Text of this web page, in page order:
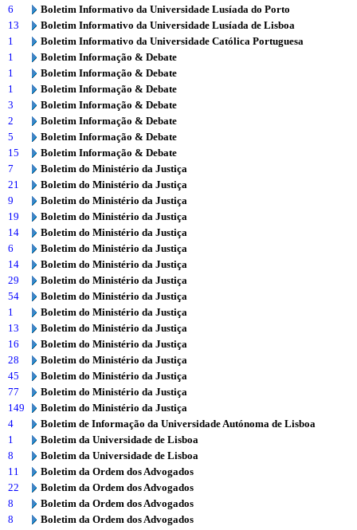
6
Boletim Informativo da Universidade Lusíada do Porto
13
Boletim Informativo da Universidade Lusíada de Lisboa
1
Boletim Informativo da Universidade Católica Portuguesa
1
Boletim Informação & Debate
1
Boletim Informação & Debate
1
Boletim Informação & Debate
3
Boletim Informação & Debate
2
Boletim Informação & Debate
5
Boletim Informação & Debate
15
Boletim Informação & Debate
7
Boletim do Ministério da Justiça
21
Boletim do Ministério da Justiça
9
Boletim do Ministério da Justiça
19
Boletim do Ministério da Justiça
14
Boletim do Ministério da Justiça
6
Boletim do Ministério da Justiça
14
Boletim do Ministério da Justiça
29
Boletim do Ministério da Justiça
54
Boletim do Ministério da Justiça
1
Boletim do Ministério da Justiça
13
Boletim do Ministério da Justiça
16
Boletim do Ministério da Justiça
28
Boletim do Ministério da Justiça
45
Boletim do Ministério da Justiça
77
Boletim do Ministério da Justiça
149
Boletim do Ministério da Justiça
4
Boletim de Informação da Universidade Autónoma de Lisboa
1
Boletim da Universidade de Lisboa
8
Boletim da Universidade de Lisboa
11
Boletim da Ordem dos Advogados
22
Boletim da Ordem dos Advogados
8
Boletim da Ordem dos Advogados
8
Boletim da Ordem dos Advogados